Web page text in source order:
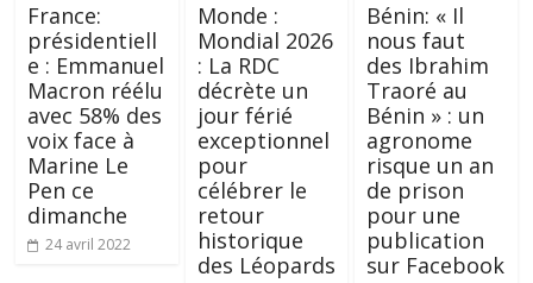
France:
présidentiell
e : Emmanuel
Macron réélu
avec 58% des
voix face à
Marine Le
Pen ce
dimanche
24 avril 2022
Monde :
Mondial 2026
: La RDC
décrète un
jour férié
exceptionnel
pour
célébrer le
retour
historique
des Léopards
Bénin: « Il
nous faut
des Ibrahim
Traoré au
Bénin » : un
agronome
risque un an
de prison
pour une
publication
sur Facebook